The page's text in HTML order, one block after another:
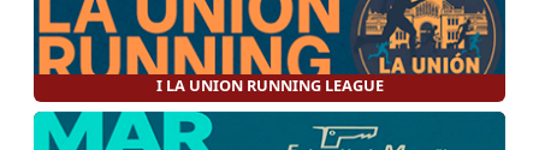
I LA UNION RUNNING LEAGUE